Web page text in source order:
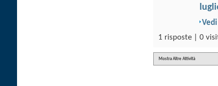
1 risposte | 0
Mostra Altre Attività